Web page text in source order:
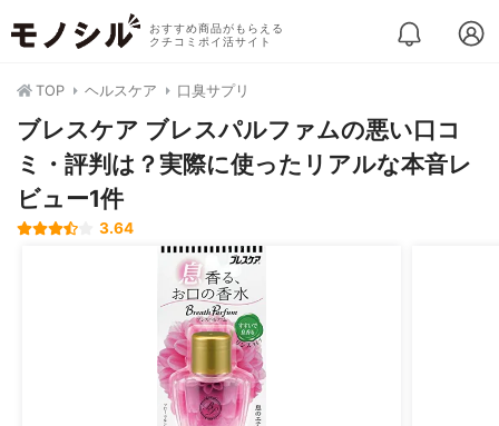
おすすめ商品がもらえる
クチコミポイ活サイト
TOP ヘルスケア 口臭サプリ
ブレスケア ブレスパルファムの悪い口コ
ミ・評判は？実際に使ったリアルな本音レ
ビュー1件
3.64